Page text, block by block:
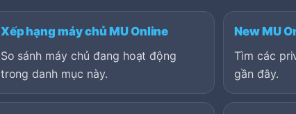
Xếp hạng máy chủ MU Online
So sánh máy chủ đang hoạt động
trong danh mục này.
New MU
Tìm các
gần đây.